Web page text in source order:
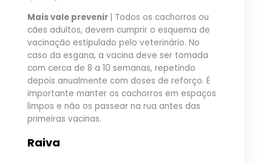
Mais vale prevenir | Todos os cachorros ou
cães adultos, devem cumprir o esquema de
vacinação estipulado pelo veterinário. No
caso da esgana, a vacina deve ser tomada
com cerca de 8 a 10 semanas, repetindo
depois anualmente com doses de reforço. É
importante manter os cachorros em espaços
limpos e não os passear na rua antes das
primeiras vacinas.
Raiva